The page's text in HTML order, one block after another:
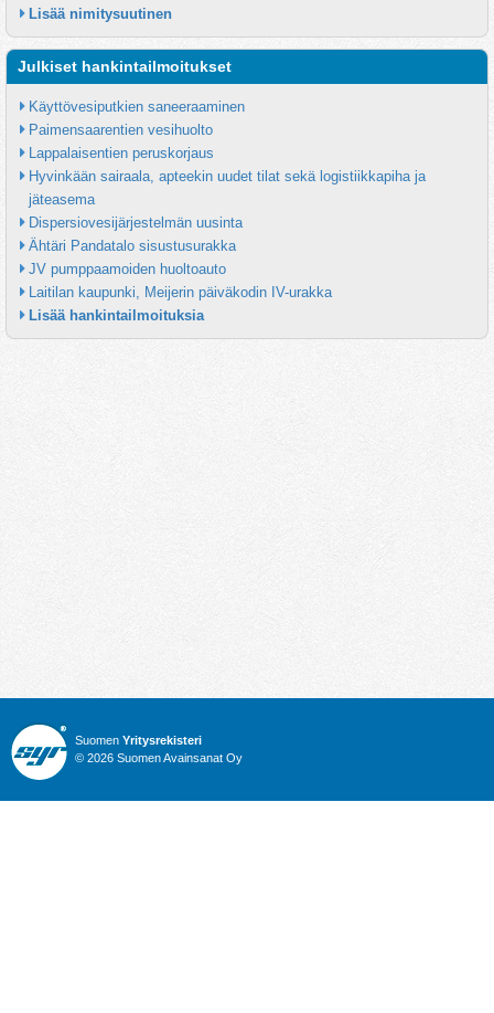
Lisää nimitysuutinen
Julkiset hankintailmoitukset
Käyttövesiputkien saneeraaminen
Paimensaarentien vesihuolto
Lappalaisentien peruskorjaus
Hyvinkään sairaala, apteekin uudet tilat sekä logistiikkapiha ja
jäteasema
Dispersiovesijärjestelmän uusinta
Ähtäri Pandatalo sisustusurakka
JV pumppaamoiden huoltoauto
Laitilan kaupunki, Meijerin päiväkodin IV-urakka
Lisää hankintailmoituksia
Suomen Yritysrekisteri
© 2026 Suomen Avainsanat Oy